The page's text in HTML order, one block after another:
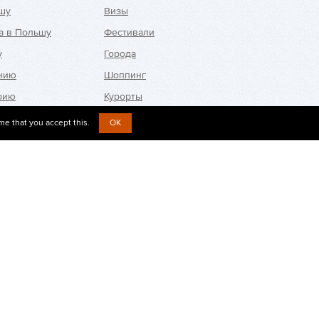
в Польшу
Визы
Фестивали
Города
Шоппинг
Курорты
Новости
that you accept this. OK